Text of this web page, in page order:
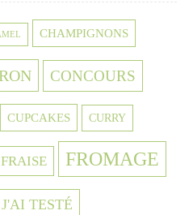
CHAMPIGNONS
CONCOURS
CUPCAKES CURRY
FRAISE FROMAGE
J'AI TESTÉ